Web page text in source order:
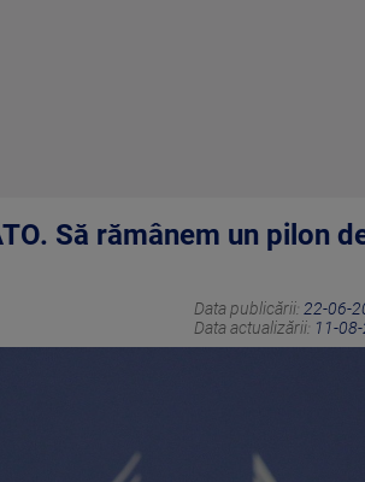
Să rămânem un pilon
Data publicării: 22-06-
Data actualizării: 11-